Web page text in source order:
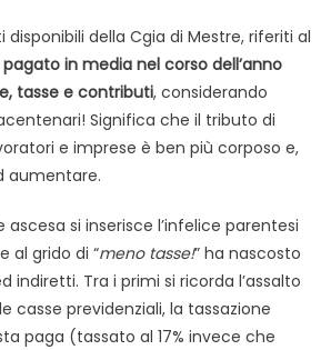
della Cgia di Mestre, riferiti al
in media nel corso dell’anno
tasse e contributi, considerando
Significa che il tributo di
e imprese è ben più corposo e,
aumentare.
si inserisce l’infelice parentesi
al grido di “meno tasse!” ha nascosto
indiretti. Tra i primi si ricorda l’assalto
casse previdenziali, la tassazione
paga (tassato al 17% invece che